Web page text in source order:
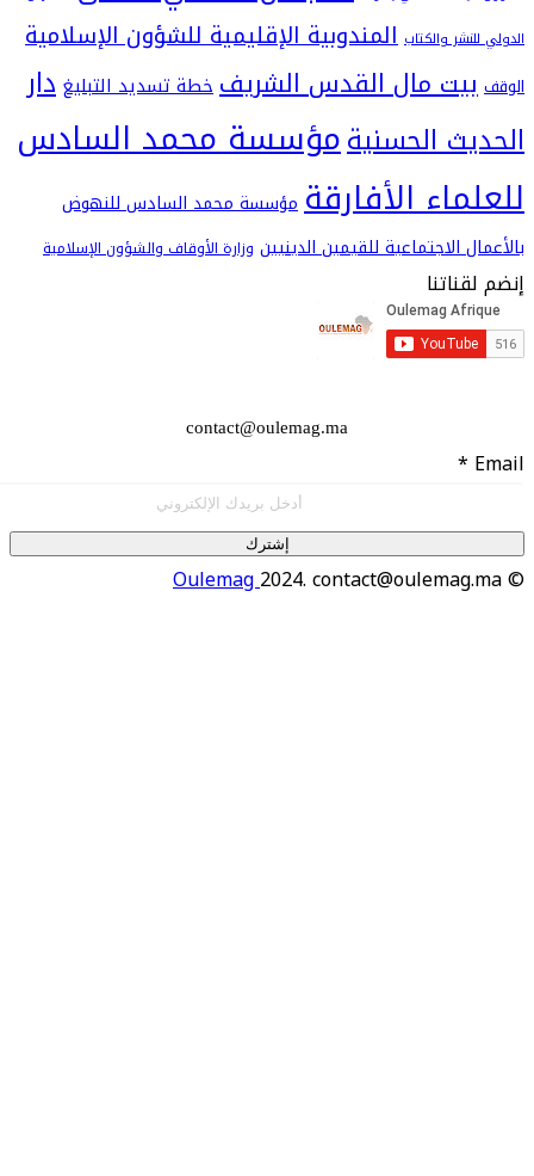
والكتاب المندوبية الإقليمية للشؤون الإسلامية
مال القدس الشريفخطة تسديد التبليغدار
الحسنيةمؤسسة محمد السادس
الأفارقةمؤسسة محمد السادس للنهوض
الاجتماعية للقيمين الدينيين وزارة الأوقاف والشؤون الإسلامية
contact@oulemag.ma
Oulemag2024.